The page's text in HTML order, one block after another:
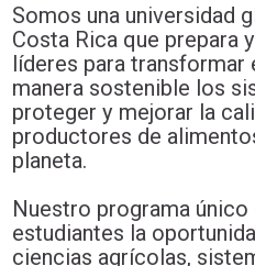
Somos una universidad
Costa Rica que prepara
líderes para transformar
manera sostenible los
proteger y mejorar la
productores de
planeta.
Nuestro programa
estudiantes la
ciencias agrícolas,